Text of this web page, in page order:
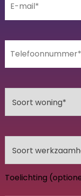
Toelichting